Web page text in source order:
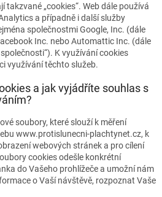
takzvané „cookies“. Web dále používá
a případně i další služby
společnostmi Google, Inc. (dále
Inc. nebo Automattic Inc. (dále
K využívání cookies
využívání těchto služeb.
a jak vyjádříte souhlas s
soubory, které slouží k měření
www.protislunecni-plachtynet.cz, k
webových stránek a pro cílení
cookies odešle konkrétní
do Vašeho prohlížeče a umožní nám
o Vaší návštěvě, rozpoznat Vaše